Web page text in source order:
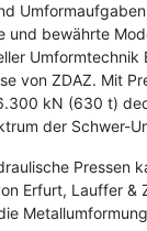
und bewährte
Umformtechnik
von ZDAZ. Mit
kN (630 t)
der Schwer-
Pressen
Erfurt, Lauffer &